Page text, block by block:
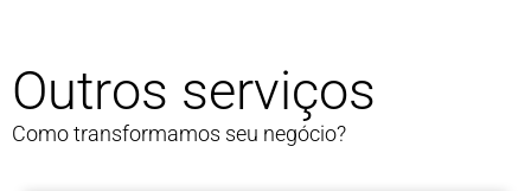
Outros serviços
Como transformamos seu negócio?